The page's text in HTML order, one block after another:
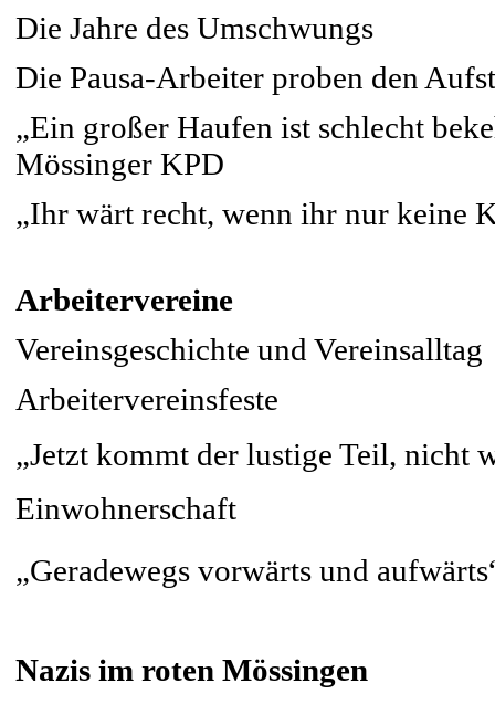
Die Jahre des Umschwungs
Die Pausa-Arbeiter proben den
„Ein großer Haufen ist schlecht
Mössinger KPD
„Ihr wärt recht, wenn ihr nur keine
Arbeitervereine
Vereinsgeschichte und Vereinsalltag
Arbeitervereinsfeste
„Jetzt kommt der lustige Teil, nicht
Einwohnerschaft
„Geradewegs vorwärts und
Nazis im roten Mössingen